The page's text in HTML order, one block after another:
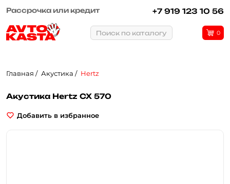
Рассрочка или кредит +7 919 123 10 56
Поиск по каталогу 0
Главная Акустика Hertz
Акустика Hertz CX 570
Добавить в избранное